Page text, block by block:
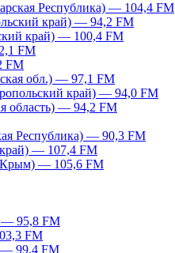
Республика) — 104,4 FM
край) — 94,2 FM
край) — 100,4 FM
FM
FM
обл.) — 97,1 FM
край) — 94,0 FM
область) — 94,2 FM
Республика) — 90,3 FM
— 107,4 FM
Крым) — 105,6 FM
— 95,8 FM
FM
— 99,4 FM